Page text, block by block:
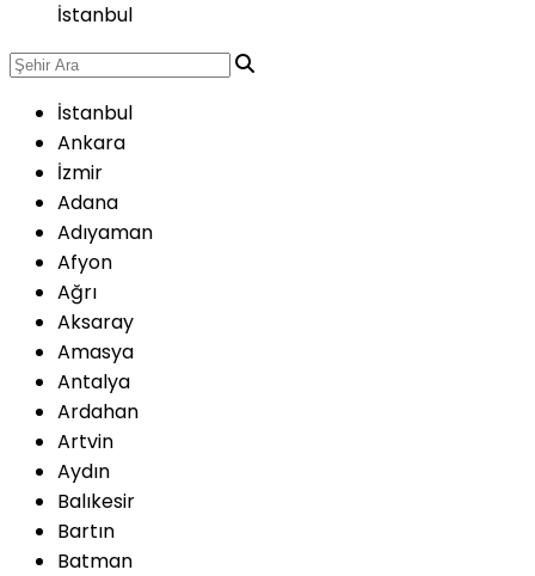
İstanbul
İstanbul
Ankara
İzmir
Adana
Adıyaman
Afyon
Ağrı
Aksaray
Amasya
Antalya
Ardahan
Artvin
Aydın
Balıkesir
Bartın
Batman